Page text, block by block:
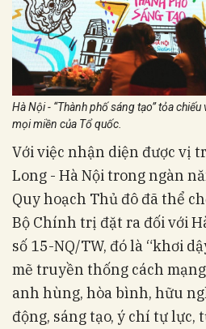
Hà Nội - “Thành phố sáng tạo” tỏa
mọi miền của Tổ quốc.
Với việc nhận diện được vị
Long - Hà Nội trong ngàn
Quy hoạch Thủ đô đã thể
Bộ Chính trị đặt ra đối với
số 15-NQ/TW, đó là “khơi
mẽ truyền thống cách
anh hùng, hòa bình, hữu
động, sáng tạo, ý chí tự lực,